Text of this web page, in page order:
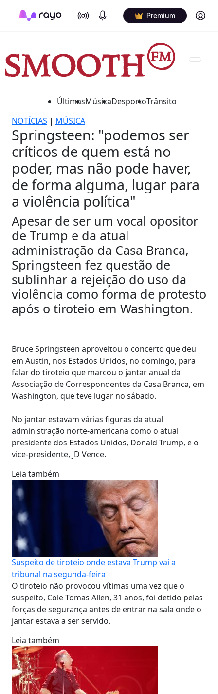
On Air Podcasts Premium Log in
ÚltimasMúsicaDesportoTrânsito
NOTÍCIAS | MÚSICA
Springsteen: "podemos ser
críticos de quem está no
poder, mas não pode haver,
de forma alguma, lugar para
a violência política"
Apesar de ser um vocal opositor
de Trump e da atual
administração da Casa Branca,
Springsteen fez questão de
sublinhar a rejeição do uso da
violência como forma de protesto
após o tiroteio em Washington.
Bruce Springsteen aproveitou o concerto que deu
em Austin, nos Estados Unidos, no domingo, para
falar do tiroteio que marcou o jantar anual da
Associação de Correspondentes da Casa Branca, em
Washington, que teve lugar no sábado.
No jantar estavam várias figuras da atual
administração norte-americana como o atual
presidente dos Estados Unidos, Donald Trump, e o
vice-presidente, JD Vence.
Leia também
Suspeito de tiroteio onde estava Trump vai a
tribunal na segunda-feira
O tiroteio não provocou vítimas uma vez que o
suspeito, Cole Tomas Allen, 31 anos, foi detido pelas
forças de segurança antes de entrar na sala onde o
jantar estava a ser servido.
Leia também